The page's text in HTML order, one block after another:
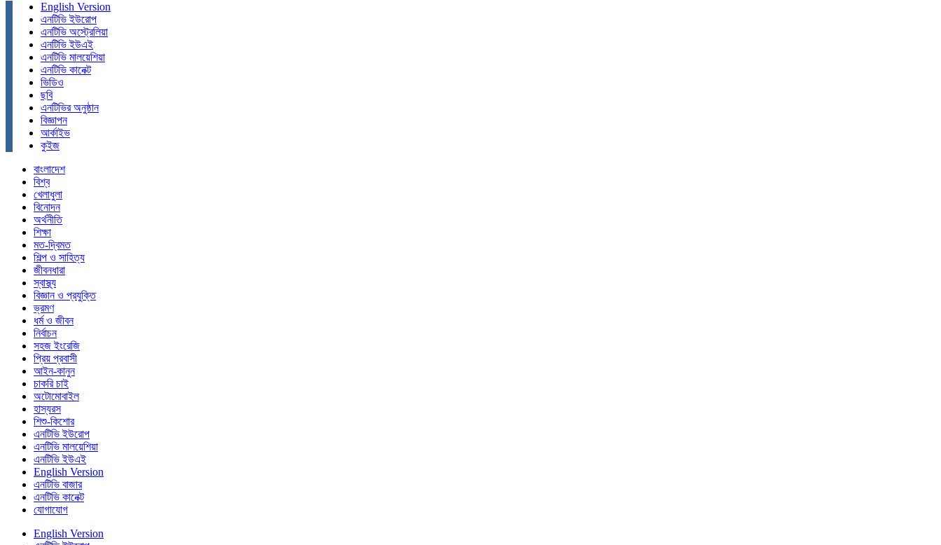
English Version
এনটিভি ইউরোপ
এনটিভি অস্ট্রেলিয়া
এনটিভি ইউএই
এনটিভি মালয়েশিয়া
এনটিভি কানেক্ট
ভিডিও
ছবি
এনটিভির অনুষ্ঠান
বিজ্ঞাপন
আর্কাইভ
কুইজ
বাংলাদেশ
বিশ্ব
খেলাধুলা
বিনোদন
অর্থনীতি
শিক্ষা
মত-দ্বিমত
শিল্প ও সাহিত্য
জীবনধারা
স্বাস্থ্য
বিজ্ঞান ও প্রযুক্তি
ভ্রমণ
ধর্ম ও জীবন
নির্বাচন
সহজ ইংরেজি
প্রিয় প্রবাসী
আইন-কানুন
চাকরি চাই
অটোমোবাইল
হাস্যরস
শিশু-কিশোর
এনটিভি ইউরোপ
এনটিভি মালয়েশিয়া
এনটিভি ইউএই
English Version
এনটিভি বাজার
এনটিভি কানেক্ট
যোগাযোগ
English Version